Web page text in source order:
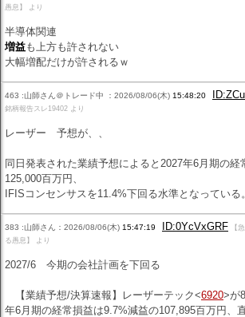
愚息】 より
半導体関連
増益も上方も許されない
大幅増配だけが許されるｗ
463 :山師さん＠トレード中 ：2026/08/06(木) 15:48:20
銘柄報告スレ19402 より
レーザー 予想が、、
同日発表された業績予想によると2027年6月期の経
125,000百万円、
IFISコンセンサスを11.4%下回る水準となっている。
383 :山師さん：2026/08/06(木) 15:47:19 ID:0YcVxGRF
【
る愚息】 より
2027/6 今期の会社計画を下回る
【業績予想/決算速報】レーザーテック<6920>が
年6月期の経常損益は9.7%減益の107,895百万円、